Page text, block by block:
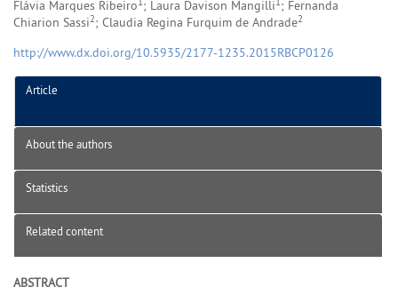
Flávia Marques Ribeiro ; Laura Davison Mangilli ; Fernanda
Chiarion Sassi2; Claudia Regina Furquim de Andrade2
http://www.dx.doi.org/10.5935/2177-1235.2015RBCP0126
Article
About the authors
Statistics
Related content
ABSTRACT